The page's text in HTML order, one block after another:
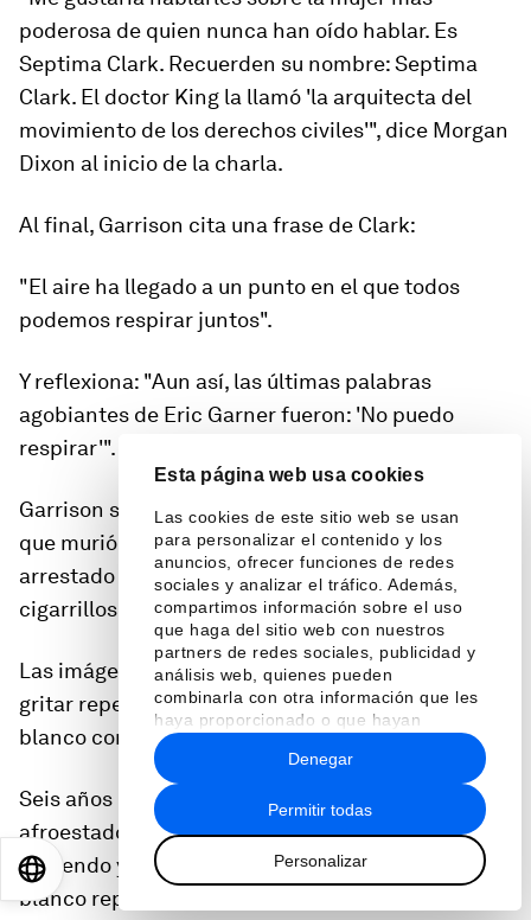
Esta página web usa cookies
Las cookies de este sitio web se usan
para personalizar el contenido y los
anuncios, ofrecer funciones de redes
sociales y analizar el tráfico. Además,
compartimos información sobre el uso
que haga del sitio web con nuestros
partners de redes sociales, publicidad y
análisis web, quienes pueden
combinarla con otra información que les
haya proporcionado o que hayan
recopilado a partir del uso que haya
hecho de sus servicios.
Permitir todas
Personalizar
Denegar
poderosa de quien nunca han oído hablar. Es
Septima Clark. Recuerden su nombre: Septima
Clark. El doctor King la llamó 'la arquitecta del
movimiento de los derechos civiles'", dice Morgan
Dixon al inicio de la charla.
Al final, Garrison cita una frase de Clark:
"El aire ha llegado a un punto en el quetodos
podemos respirar juntos".
Y reflexiona: "Aun así, las últimas palabras
agobiantes de Eric Garner fueron: 'No puedo
respirar'".
Garrison se refería al hombre afroestadounidense
que murió en 2014 en Nueva York después de ser
arrestado bajo sospecha de vender ilegalmente
cigarrillos sueltos.
Las imágenes del incidente mostraron a Garner
gritar repetidamente mientras se veía a un policía
blanco con su brazo alrededor de su cuello.
Seis años después, un video muestra a un
afroestadounidense llamado George Floyd
gimiendo y diciéndole a un agente de policía
blanco repetidamente:
EN